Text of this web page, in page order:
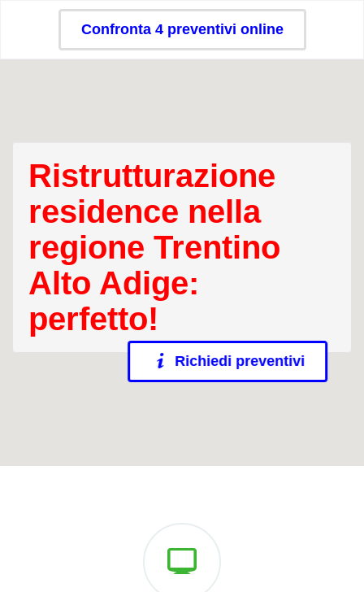
Confronta 4 preventivi online
Ristrutturazione
residence nella
regione Trentino
Alto Adige:
perfetto!
Richiedi preventivi